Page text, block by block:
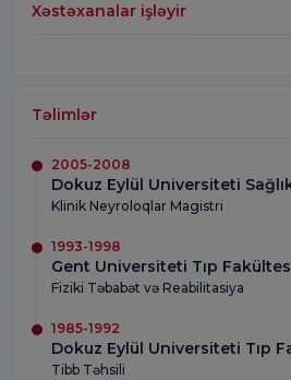
Xəstəxanalar işləyir
Təlimlər
2005-2008
Dokuz Eylül Universiteti
Klinik Neyroloqlar Magistri
1993-1998
Gent Universiteti Tıp
Fiziki Təbabət və Reabilitasiya
1985-1992
Dokuz Eylül Universiteti Tıp
Tibb Təhsili